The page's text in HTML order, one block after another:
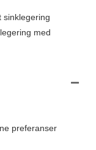
sinklegering
med
preferanser